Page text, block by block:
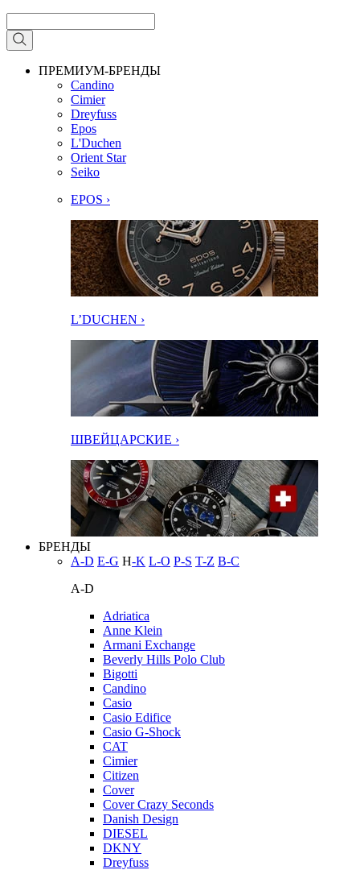
ПРЕМИУМ-БРЕНДЫ
Candino
Cimier
Dreyfuss
Epos
L'Duchen
Orient Star
Seiko
EPOS ›
L’DUCHEN ›
ШВЕЙЦАРСКИЕ ›
БРЕНДЫ
A-D E-G H-K L-O P-S T-Z В-С
A-D
Adriatica
Anne Klein
Armani Exchange
Beverly Hills Polo Club
Bigotti
Candino
Casio
Casio Edifice
Casio G-Shock
CAT
Cimier
Citizen
Cover
Cover Crazy Seconds
Danish Design
DIESEL
DKNY
Dreyfuss